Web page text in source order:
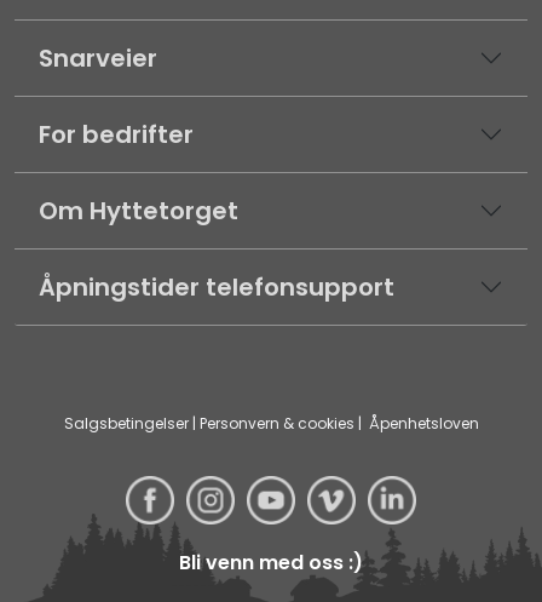
Snarveier
For bedrifter
Om Hyttetorget
Åpningstider telefonsupport
Salgsbetingelser| Personvern & cookies | Åpenhetsloven
Bli venn med oss :)